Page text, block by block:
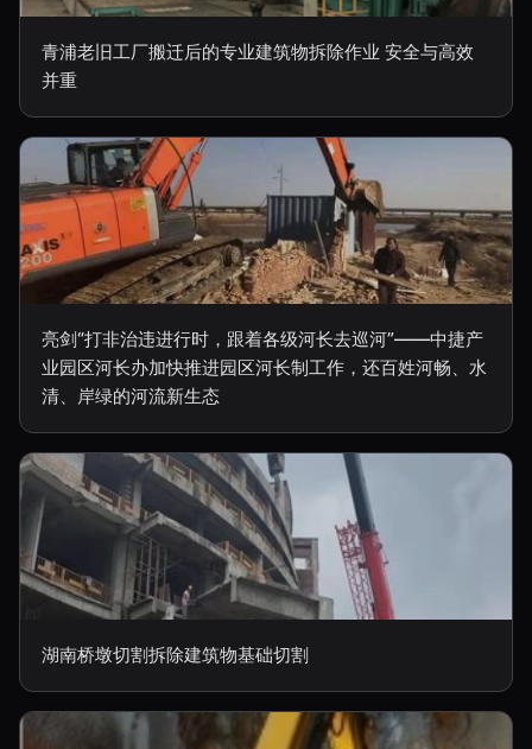
青浦老旧工厂搬迁后的专业建筑物拆除作业 安全与高效
并重
亮剑“打非治违进行时，跟着各级河长去巡河”——中捷产
业园区河长办加快推进园区河长制工作，还百姓河畅、水
清、岸绿的河流新生态
湖南桥墩切割拆除建筑物基础切割